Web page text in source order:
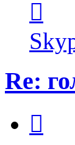
новичёк
Re: